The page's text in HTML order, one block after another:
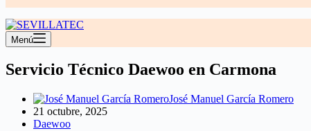
Menú
Servicio Técnico Daewoo en Carmona
José Manuel García Romero
21 octubre, 2025
Daewoo